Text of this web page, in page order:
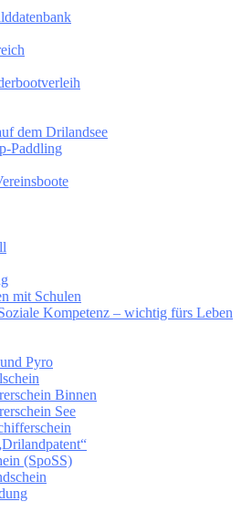
dem Drilandsee
Paddling
mit Schulen
Kompetenz – wichtig fürs Leben
Pyro
Binnen
See
(SpoSS)